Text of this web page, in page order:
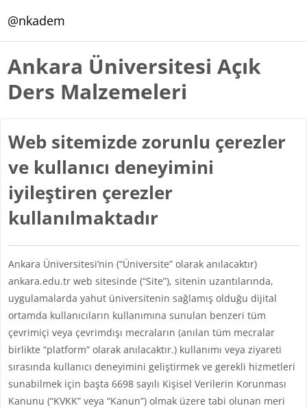
@nkadem
Ankara Üniversitesi Açık
Ders Malzemeleri
Web sitemizde zorunlu çerezler
ve kullanıcı deneyimini
iyileştiren çerezler
kullanılmaktadır
Ankara Üniversitesi’nin (“Üniversite” olarak anılacaktır)
ankara.edu.tr web sitesinde (“Site”), sitenin uzantılarında,
uygulamalarda yahut üniversitenin sağlamış olduğu dijital
ortamda kullanıcıların kullanımına sunulan benzeri tüm
çevrimiçi veya çevrimdışı mecraların (anılan tüm mecralar
birlikte “platform” olarak anılacaktır.) kullanımı veya ziyareti
sırasında kullanıcı deneyimini geliştirmek ve gerekli hizmetleri
sunabilmek için başta 6698 sayılı Kişisel Verilerin Korunması
Kanunu (“KVKK” veya “Kanun”) olmak üzere tabi olunan meri